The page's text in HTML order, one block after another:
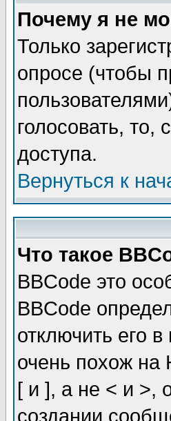
Почему я не
Только
опросе (чтобы
голосовать, то,
доступа.
Вернуться к
Что такое
BBCode это
BBCode
отключить его
очень похож на
[ и ], а не < и >,
создании